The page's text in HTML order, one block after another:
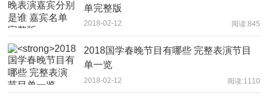
单完整版
2018-02-12 阅读:845
2018国学春晚节目有哪些 完整表演节目
单一览
2018-02-12 阅读:1110